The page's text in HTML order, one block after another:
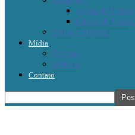
Avisos de
Editais de
Portal – MROSC
Mídia
Eventos
Notícias
Contato